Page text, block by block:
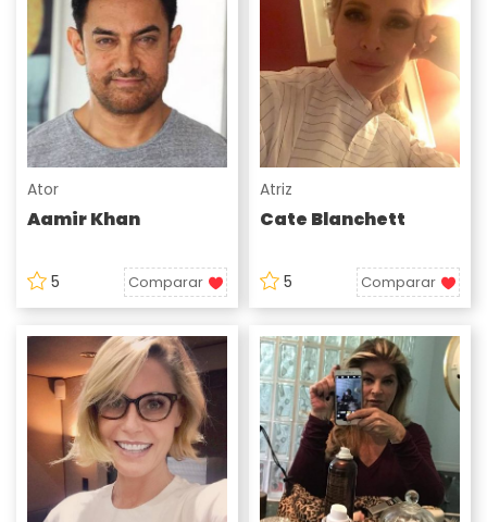
Ator
Aamir Khan
5 Comparar
Atriz
Cate Blanchett
5 Comparar